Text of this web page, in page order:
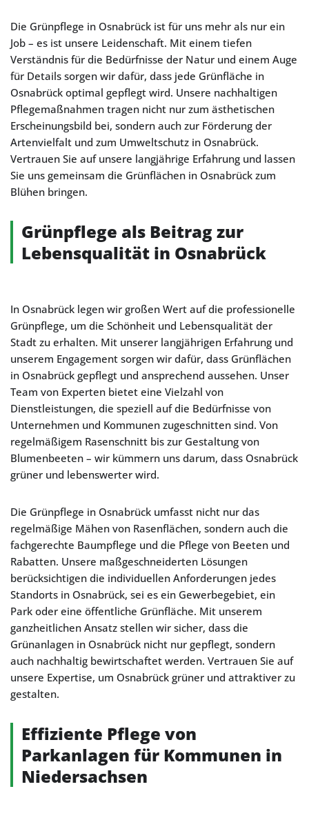
Die Grünpflege in Osnabrück ist für uns mehr als nur ein
Job – es ist unsere Leidenschaft. Mit einem tiefen
Verständnis für die Bedürfnisse der Natur und einem Auge
für Details sorgen wir dafür, dass jede Grünfläche in
Osnabrück optimal gepflegt wird. Unsere nachhaltigen
Pflegemaßnahmen tragen nicht nur zum ästhetischen
Erscheinungsbild bei, sondern auch zur Förderung der
Artenvielfalt und zum Umweltschutz in Osnabrück.
Vertrauen Sie auf unsere langjährige Erfahrung und lassen
Sie uns gemeinsam die Grünflächen in Osnabrück zum
Blühen bringen.
Grünpflege als Beitrag zur
Lebensqualität in Osnabrück
In Osnabrück legen wir großen Wert auf die professionelle
Grünpflege, um die Schönheit und Lebensqualität der
Stadt zu erhalten. Mit unserer langjährigen Erfahrung und
unserem Engagement sorgen wir dafür, dass Grünflächen
in Osnabrück gepflegt und ansprechend aussehen. Unser
Team von Experten bietet eine Vielzahl von
Dienstleistungen, die speziell auf die Bedürfnisse von
Unternehmen und Kommunen zugeschnitten sind. Von
regelmäßigem Rasenschnitt bis zur Gestaltung von
Blumenbeeten – wir kümmern uns darum, dass Osnabrück
grüner und lebenswerter wird.
Die Grünpflege in Osnabrück umfasst nicht nur das
regelmäßige Mähen von Rasenflächen, sondern auch die
fachgerechte Baumpflege und die Pflege von Beeten und
Rabatten. Unsere maßgeschneiderten Lösungen
berücksichtigen die individuellen Anforderungen jedes
Standorts in Osnabrück, sei es ein Gewerbegebiet, ein
Park oder eine öffentliche Grünfläche. Mit unserem
ganzheitlichen Ansatz stellen wir sicher, dass die
Grünanlagen in Osnabrück nicht nur gepflegt, sondern
auch nachhaltig bewirtschaftet werden. Vertrauen Sie auf
unsere Expertise, um Osnabrück grüner und attraktiver zu
gestalten.
Effiziente Pflege von
Parkanlagen für Kommunen in
Niedersachsen